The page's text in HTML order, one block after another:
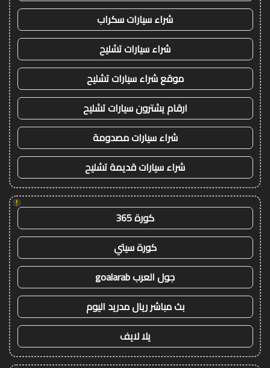
شراء سيارات سكراب
شراء سيارات تشليح
موقع شراء سيارات تشليح
ارقام يشترون سيارات تشليح
شراء سيارات مصدومة
شراء سيارات قديمة تشليح
!
كورة 365
كورة سيتي
جول العرب goalarab
بث مباشر ريال مدريد اليوم
يلا لايف